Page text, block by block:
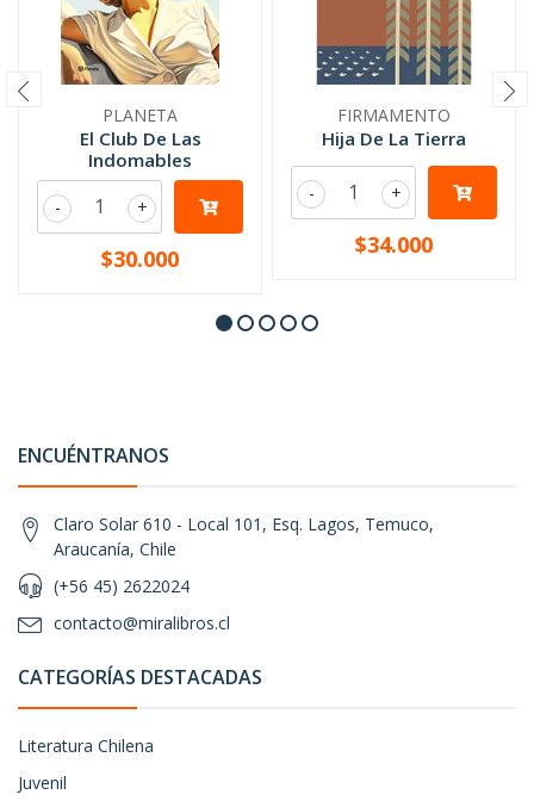
PLANETA
El Club De Las
Indomables
+
-
$30.000
FIRMAMENTO
Hija De La Tierra
+
-
$34.000
ENCUÉNTRANOS
Claro Solar 610 - Local 101, Esq. Lagos, Temuco,
Araucanía, Chile
(+56 45) 2622024
contacto@miralibros.cl
CATEGORÍAS DESTACADAS
Literatura Chilena
Juvenil